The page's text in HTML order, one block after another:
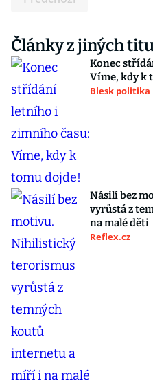
Články z jiných
Konec
Víme, kdy k
Blesk politika
Násilí bez
vyrůstá z
na malé děti
Reflex.cz